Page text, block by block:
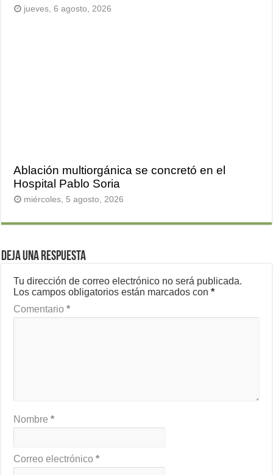
jueves, 6 agosto, 2026
Ablación multiorgánica se concretó en el
Hospital Pablo Soria
miércoles, 5 agosto, 2026
Deja una respuesta
Tu dirección de correo electrónico no será publicada.
Los campos obligatorios están marcados con*
Comentario*
Nombre*
Correo electrónico*